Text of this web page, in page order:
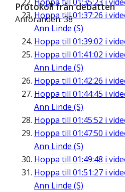
Hoppa till01:37:26 i
Ann Linde (S)
Hoppa till 01:39:02 i
Hoppa till 01:41:02 i
Ann Linde (S)
Hoppa till 01:42:26 i
Hoppa till 01:44:45 i
Ann Linde (S)
Hoppa till 01:45:52 i
Hoppa till 01:47:50 i
Ann Linde (S)
Hoppa till 01:49:48 i
Hoppa till 01:51:27 i
Ann Linde (S)
Protokoll från debatten
Anföranden: 38